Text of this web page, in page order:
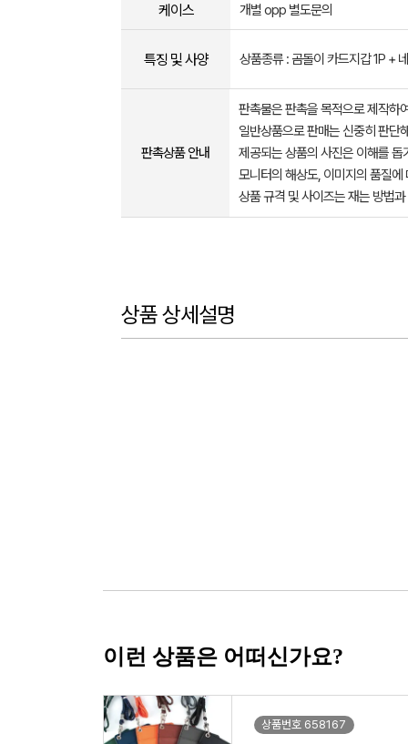
케이스 개별 opp 별도문의
특징 및 사양 상품종류 : 곰돌이 카드지갑 1P +
판촉상품 안내
판촉물은 판촉을 목적으로 제작하
일반상품으로 판매는 신중히 판단
제공되는 상품의 사진은 이해를
모니터의 해상도, 이미지의 품질
상품 규격 및 사이즈는 재는 방법
상품 상세설명
이런 상품은 어떠신가요?
상품번호 658167